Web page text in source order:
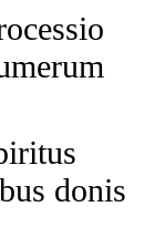
donis